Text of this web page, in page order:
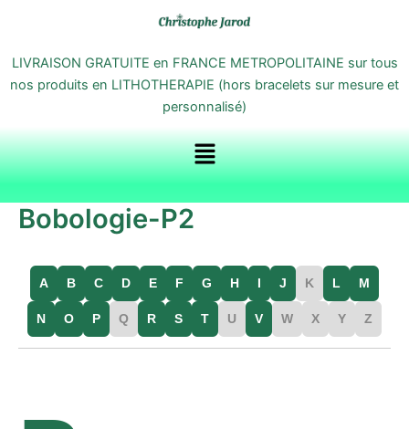
contenu
LIVRAISON GRATUITE en FRANCE METROPOLITAINE sur tous
nos produits en LITHOTHERAPIE (hors bracelets sur mesure et
personnalisé)
Menu
Bobologie-P2
A B C D E F G H I J K L M
N O P Q R S T U V W X Y Z